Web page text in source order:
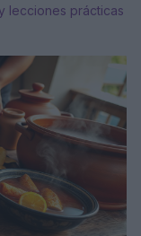
lecciones prácticas